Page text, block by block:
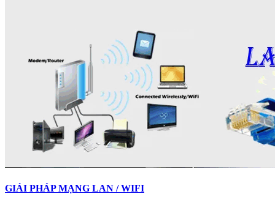
GIẢI PHÁP MẠNG LAN / WIFI